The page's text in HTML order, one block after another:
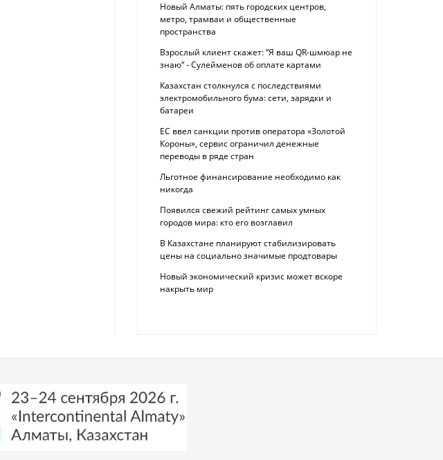
Новый Алматы: пять городских центров,
метро, трамваи и общественные
пространства
Взрослый клиент скажет: “Я ваш QR-шмюар не
знаю“ - Сулейменов об оплате картами
Казахстан столкнулся с последствиями
электромобильного бума: сети, зарядки и
батареи
ЕС ввел санкции против оператора «Золотой
Короны», сервис ограничил денежные
переводы в ряде стран
Льготное финансирование необходимо как
никогда
Появился свежий рейтинг самых умных
городов мира: кто его возглавил
В Казахстане планируют стабилизировать
цены на социально значимые продтовары
Новый экономический кризис может вскоре
накрыть мир